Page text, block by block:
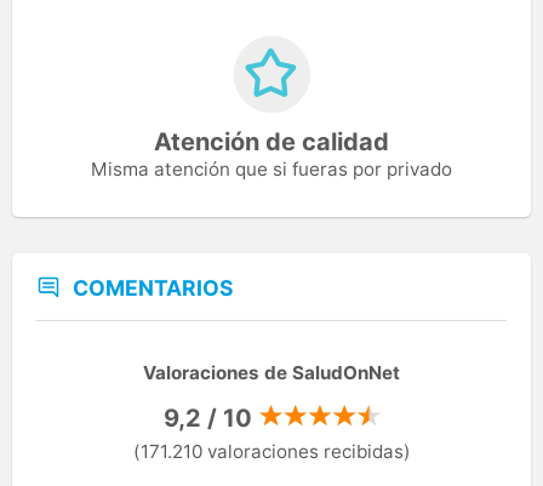
Atención de calidad
Misma atención que si fueras por privado
COMENTARIOS
Valoraciones de SaludOnNet
9,2 / 10
(171.210 valoraciones recibidas)